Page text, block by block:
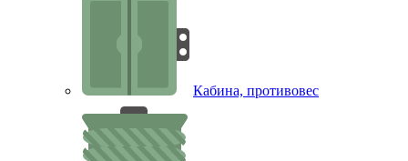
Кабина, противовес